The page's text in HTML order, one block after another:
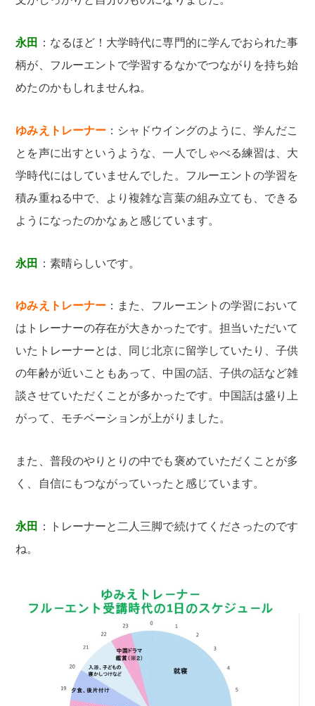
永田
：なるほど！大学時代に専門的に学んでおられた事
柄が、フルーエントで学習するなかでつながりを持ち始
めたのかもしれませんね。
ゆみえトレーナー ：シャドウイングのように、学んだこ
とを声に出すというような、一人でしゃべる練習は、大
学時代にはしていませんでした。フルーエントの学習を
積み重ねる中で、より複雑な言葉の組み立ても、できる
ようになったのかなぁと感じています。
永田 ：素晴らしいです。
ゆみえトレーナー ：また、フルーエントの学習において
はトレーナーの存在が大きかったです。担当いただいて
いたトレーナーとは、同じ北京に留学していたり、子供
の年齢が近いこともあって、中国の話、子供の話など雑
談させていただくことが多かったです。中国話は盛り上
がって、モチベーションが上がりました。
また、普段のやりとりの中でも褒めていただくことが多
く、自信にもつながっていったと感じています。
永田
：トレーナーと二人三脚で続けてくださったのです
ね。